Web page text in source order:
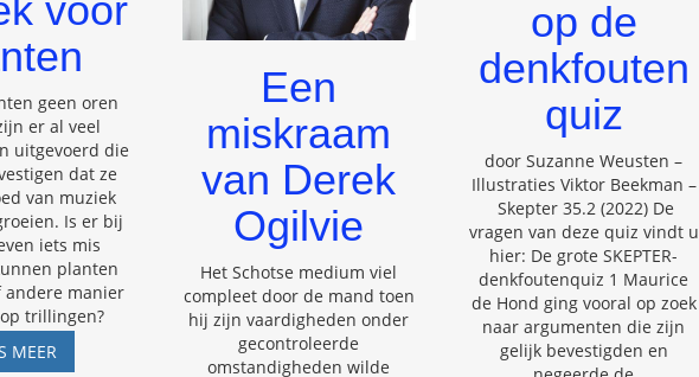
geen oren
er al veel
uitgevoerd die
dat ze
van muziek
Is er bij
iets mis
planten
andere manier
trillingen?
MEERMUZIEK
Een
miskraam
van Derek
Ogilvie
Het Schotse medium viel
compleet door de mand toen
hij zijn vaardigheden onder
gecontroleerde
omstandigheden wilde
op de
denkfouten
quiz
door Suzanne Weusten –
Illustraties Viktor Beekman –
Skepter 35.2 (2022) De
vragen van deze quiz vindt u
hier: De grote SKEPTER-
denkfoutenquiz 1 Maurice
de Hond ging vooral op zoek
naar argumenten die zijn
gelijk bevestigden en